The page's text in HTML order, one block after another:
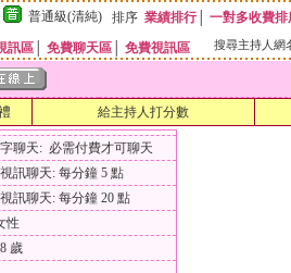
普通級(清純) 排序 業績排行│ 一對多收費排
訊區 免費聊天區 免費視訊區 搜尋主持人網
給主持人打分數
聊天: 必需付費才可聊天
訊聊天: 每分鐘 5 點
訊聊天: 每分鐘 20 點
性
歲